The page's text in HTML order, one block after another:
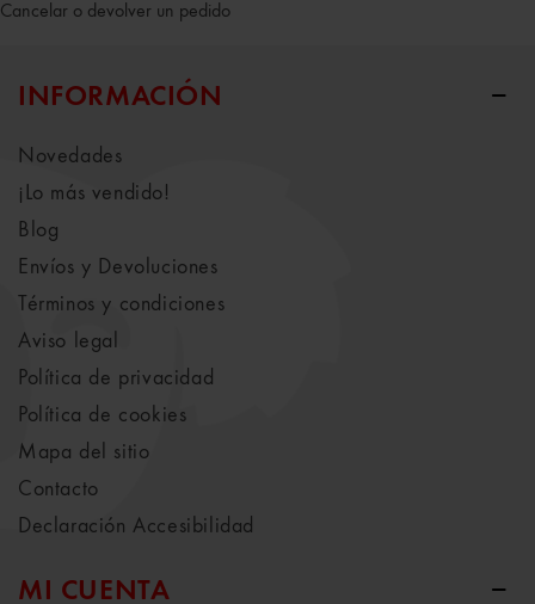
Cancelar o devolver un pedido
INFORMACIÓN
Novedades
¡Lo más vendido!
Blog
Envíos y Devoluciones
Términos y condiciones
Aviso legal
Política de privacidad
Política de cookies
Mapa del sitio
Contacto
Declaración Accesibilidad
MI CUENTA